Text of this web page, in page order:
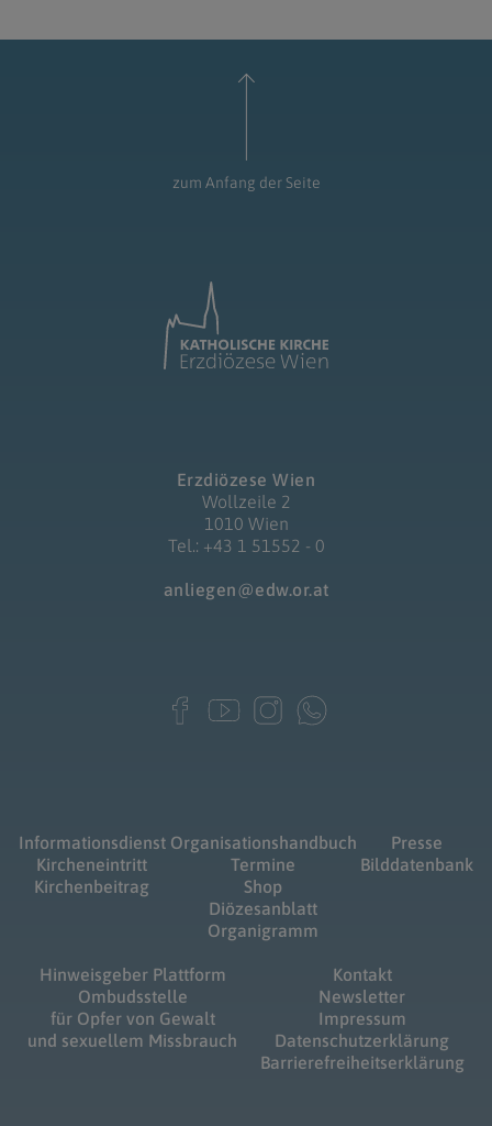
zum Anfang der Seite
Erzdiözese Wien
Wollzeile 2
1010 Wien
Tel.: +43 1 51552 - 0
anliegen@edw.or.at
Informationsdienst
Kircheneintritt
Kirchenbeitrag
Organisationshandbuch
Termine
Shop
Diözesanblatt
Organigramm
Presse
Bilddatenbank
Hinweisgeber Plattform
Ombudsstelle
für Opfer von Gewalt
und sexuellem Missbrauch
Kontakt
Newsletter
Impressum
Datenschutzerklärung
Barrierefreiheitserklärung